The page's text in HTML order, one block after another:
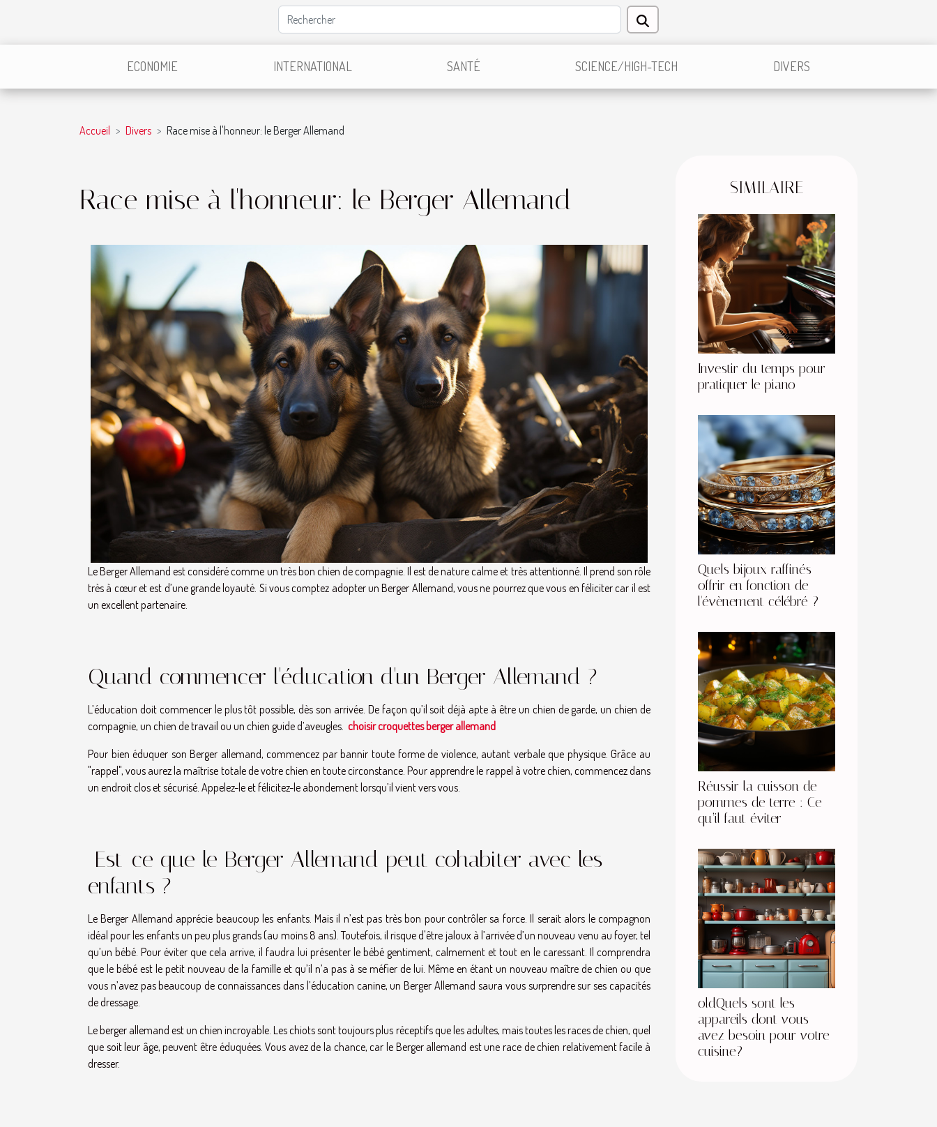
ECONOMIE INTERNATIONAL SANTÉ SCIENCE/HIGH-TECH DIVERS
Accueil Divers Race mise à l'honneur: le Berger Allemand
Race mise à l'honneur: le Berger Allemand
Le Berger Allemand est considéré comme un très bon chien de compagnie. Il est de nature calme et très attentionné. Il prend son rôle
très à cœur et est d’une grande loyauté. Si vous comptez adopter un Berger Allemand, vous ne pourrez que vous en féliciter car il est
un excellent partenaire.
Quand commencer l'éducation d'un Berger Allemand ?
L’éducation doit commencer le plus tôt possible, dès son arrivée. De façon qu’il soit déjà apte à être un chien de garde, un chien de
compagnie, un chien de travail ou un chien guide d’aveugles. choisir croquettes berger allemand
Pour bien éduquer son Berger allemand, commencez par bannir toute forme de violence, autant verbale que physique. Grâce au
"rappel", vous aurez la maîtrise totale de votre chien en toute circonstance. Pour apprendre le rappel à votre chien, commencez dans
un endroit clos et sécurisé. Appelez-le et félicitez-le abondement lorsqu’il vient vers vous.
Est-ce que le Berger Allemand peut cohabiter avec les
enfants ?
Le Berger Allemand apprécie beaucoup les enfants. Mais il n’est pas très bon pour contrôler sa force. Il serait alors le compagnon
idéal pour les enfants un peu plus grands (au moins 8 ans). Toutefois, il risque d'être jaloux à l’arrivée d’un nouveau venu au foyer, tel
qu’un bébé. Pour éviter que cela arrive, il faudra lui présenter le bébé gentiment, calmement et tout en le caressant. Il comprendra
que le bébé est le petit nouveau de la famille et qu’il n’a pas à se méfier de lui. Même en étant un nouveau maître de chien ou que
vous n’avez pas beaucoup de connaissances dans l’éducation canine, un Berger Allemand saura vous surprendre sur ses capacités
de dressage.
Le berger allemand est un chien incroyable. Les chiots sont toujours plus réceptifs que les adultes, mais toutes les races de chien, quel
que soit leur âge, peuvent être éduquées. Vous avez de la chance, car le Berger allemand est une race de chien relativement facile à
dresser.
SIMILAIRE
Investir du temps pour
pratiquer le piano
Quels bijoux raffinés
offrir en fonction de
l'évènement célébré ?
Réussir la cuisson de
pommes de terre : Ce
qu’il faut éviter
oldQuels sont les
appareils dont vous
avez besoin pour votre
cuisine?